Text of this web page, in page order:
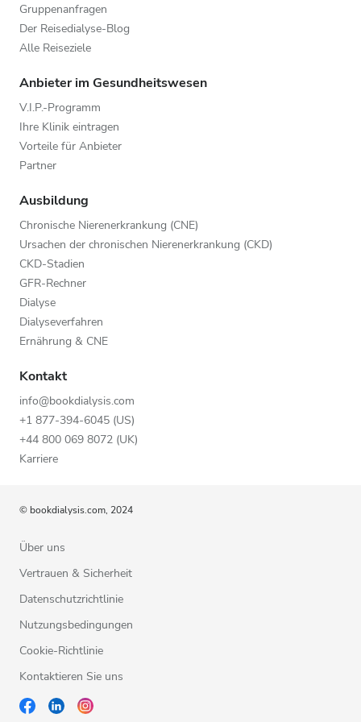
Gruppenanfragen
Der Reisedialyse-Blog
Alle Reiseziele
Anbieter im Gesundheitswesen
V.I.P.-Programm
Ihre Klinik eintragen
Vorteile für Anbieter
Partner
Ausbildung
Chronische Nierenerkrankung (CNE)
Ursachen der chronischen Nierenerkrankung (CKD)
CKD-Stadien
GFR-Rechner
Dialyse
Dialyseverfahren
Ernährung & CNE
Kontakt
info@bookdialysis.com
+1 877-394-6045 (US)
+44 800 069 8072 (UK)
Karriere
© bookdialysis.com, 2024
Über uns
Vertrauen & Sicherheit
Datenschutzrichtlinie
Nutzungsbedingungen
Cookie-Richtlinie
Kontaktieren Sie uns